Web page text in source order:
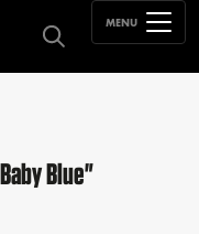
MENU
Blue"